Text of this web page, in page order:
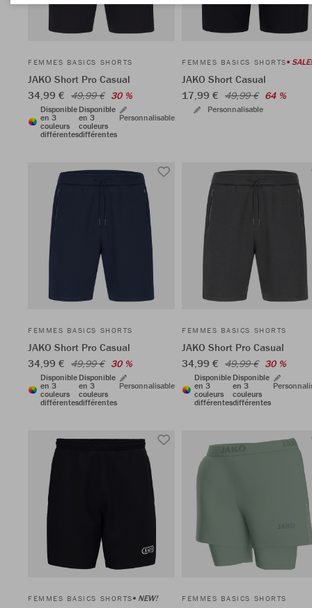
FEMMES BASICS SHORTS
JAKO Short Pro Casual
34,99 € 49,99 € 30 %
Disponible
en 3
couleurs
différentes
Disponible
en 3
couleurs
différentes
Personnalisable
FEMMES BASICS SHORTS SALE!
JAKO Short Casual
17,99 € 49,99 € 64 %
Personnalisable
FEMMES BASICS SHORTS
JAKO Short Pro Casual
34,99 € 49,99 € 30 %
Disponible
en 3
couleurs
différentes
Disponible
en 3
couleurs
différentes
Personnalisable
FEMMES BASICS SHORTS
JAKO Short Pro Casual
34,99 € 49,99 € 30 %
Disponible
en 3
couleurs
différentes
Disponible
en 3
couleurs
différentes
FEMMES BASICS SHORTS NEW! FEMMES BASICS SHORTS